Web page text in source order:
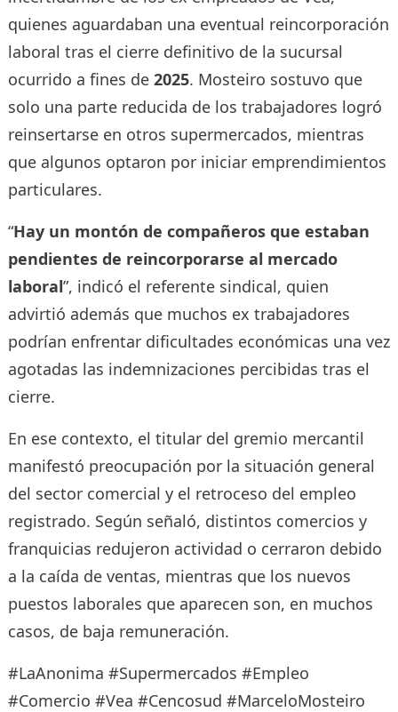
quienes aguardaban una eventual reincorporación
laboral tras el cierre definitivo de la sucursal
ocurrido a fines de 2025. Mosteiro sostuvo que
solo una parte reducida de los trabajadores logró
reinsertarse en otros supermercados, mientras
que algunos optaron por iniciar emprendimientos
particulares.
“Hay un montón de compañeros que estaban
pendientes de reincorporarse al mercado
laboral”, indicó el referente sindical, quien
advirtió además que muchos ex trabajadores
podrían enfrentar dificultades económicas una vez
agotadas las indemnizaciones percibidas tras el
cierre.
En ese contexto, el titular del gremio mercantil
manifestó preocupación por la situación general
del sector comercial y el retroceso del empleo
registrado. Según señaló, distintos comercios y
franquicias redujeron actividad o cerraron debido
a la caída de ventas, mientras que los nuevos
puestos laborales que aparecen son, en muchos
casos, de baja remuneración.
#LaAnonima #Supermercados #Empleo
#Comercio #Vea #Cencosud #MarceloMosteiro